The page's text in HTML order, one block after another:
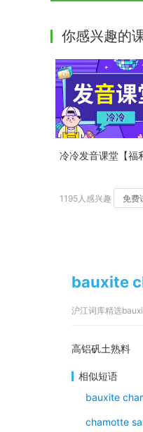
你感兴趣的
冷冷发音课堂【福
1195人感兴趣 免费
bauxite
沪江词库精选
高铝矾土熟料
相似短语
bauxite
chamotte